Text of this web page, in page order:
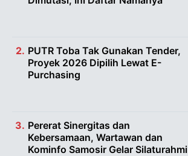
PUTR Toba Tak Gunakan Tender,
Proyek 2026 Dipilih Lewat E-
Purchasing
Pererat Sinergitas dan
Kebersamaan, Wartawan dan
Kominfo Samosir Gelar Silaturahmi